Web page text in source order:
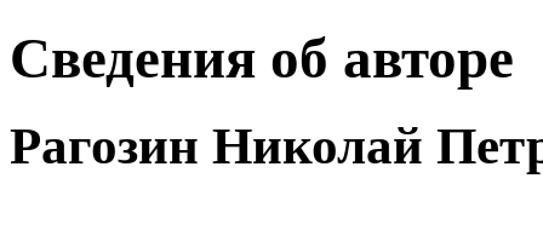
Сведения об авторе
Рагозин Николай